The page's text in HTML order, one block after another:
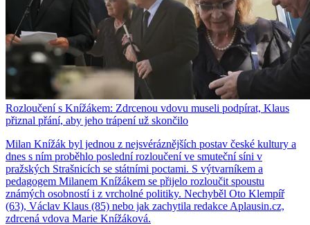
Rozloučení s Knížákem: Zdrcenou vdovu museli podpírat, Klaus
přiznal přání, aby jeho trápení už skončilo
Milan Knížák byl jednou z nejsvéráznějších postav české kultury a
dnes s ním proběhlo poslední rozloučení ve smuteční síni v
pražských Strašnicích se státními poctami. S výtvarníkem a
pedagogem Milanem Knížákem se přijelo rozloučit spoustu
známých osobností i z vrcholné politiky. Nechyběl Oto Klempíř
(63), Václav Klaus (85) nebo jak zachytila redakce Aplausin.cz,
zdrcená vdova Marie Knížáková.